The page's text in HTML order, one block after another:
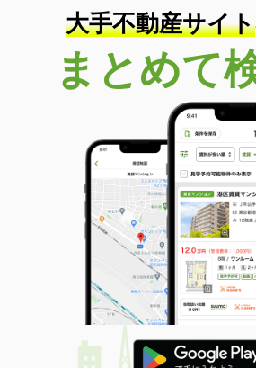
大手不動産サイト
まとめて